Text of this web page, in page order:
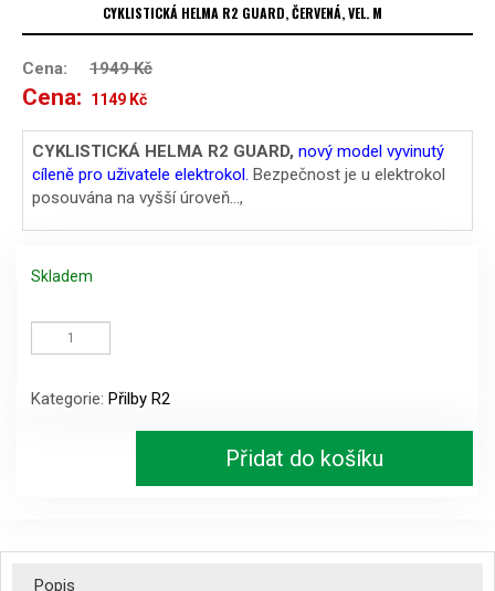
CYKLISTICKÁ HELMA R2 GUARD, ČERVENÁ, VEL. M
Cena: 1949Kč
Cena: Původní
cena
byla:
1149 Kč
cena
je:
CYKLISTICKÁ HELMA R2 GUARD, nový model vyvinutý
cíleně pro uživatele elektrokol. Bezpečnost je u elektrokol
posouvána na vyšší úroveň…,
Skladem
HELMA
R2
červená,
Kategorie: Přilby R2
Přidat do košíku
Popis